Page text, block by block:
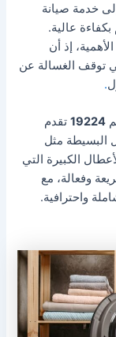
خدمة صيانة
عالية.
إذ أن
توقف الغسالة عن
.
19224 تقدم
البسيطة مثل
الكبيرة التي
وفعالة، مع
واحترافية.